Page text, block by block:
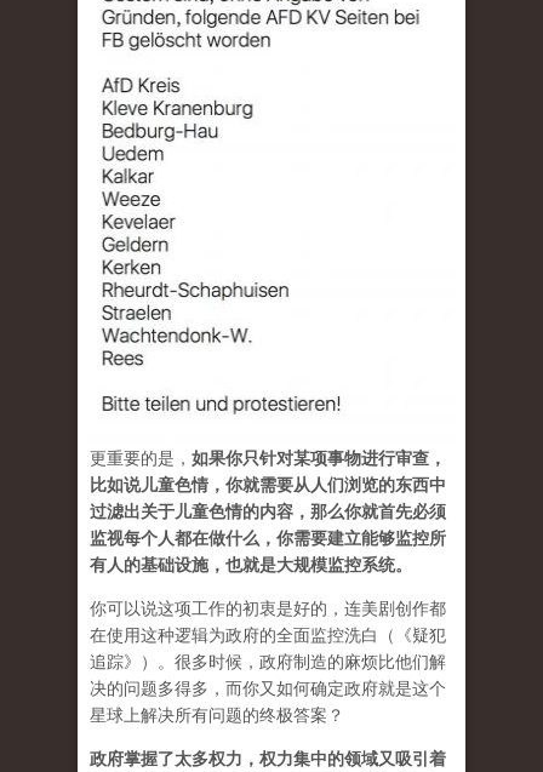
更重要的是， 如果你只针对某项事物进行审查，
比如说儿童色情，你就需要从人们浏览的东西中
过滤出关于儿童色情的内容，那么你就首先必须
监视每个人都在做什么，你需要建立能够监控所
有人的基础设施，也就是大规模监控系统。
你可以说这项工作的初衷是好的，连美剧创作都
在使用这种逻辑为政府的全面监控洗白（《疑犯
追踪》）。很多时候，政府制造的麻烦比他们解
决的问题多得多，而你又如何确定政府就是这个
星球上解决所有问题的终极答案？
政府掌握了太多权力，权力集中的领域又吸引着